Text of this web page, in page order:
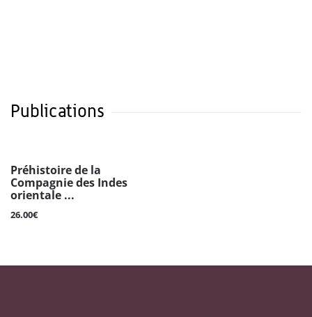
Publications
Préhistoire de la
Compagnie des Indes
orientale ...
26.00€